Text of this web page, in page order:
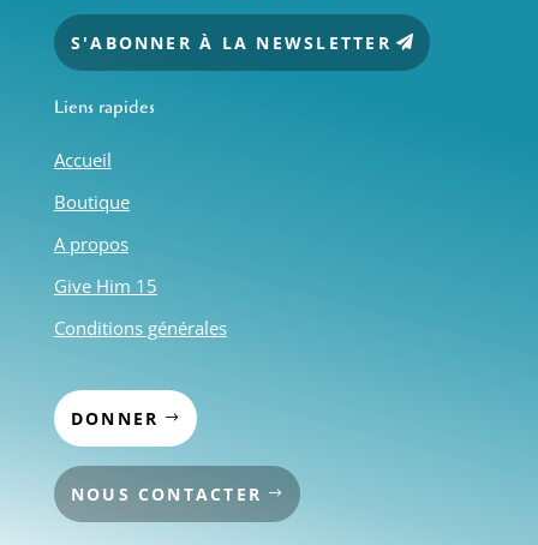
S'ABONNER À LA NEWSLETTER
Liens rapides
Accueil
Boutique
A propos
Give Him 15
Conditions générales
DONNER
NOUS CONTACTER